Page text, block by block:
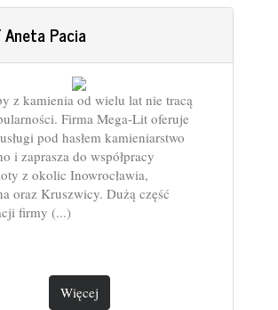
Aneta Pacia
z kamienia od wielu lat nie tracą
Firma Mega-Lit oferuje
pod hasłem kamieniarstwo
i zaprasza do współpracy
z okolic Inowrocławia,
oraz Kruszwicy. Dużą część
firmy (...)
Więcej